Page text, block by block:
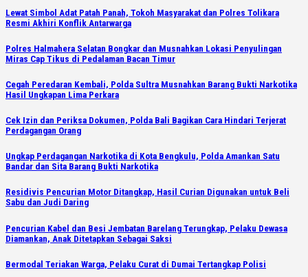
Lewat Simbol Adat Patah Panah, Tokoh Masyarakat dan Polres Tolikara
Resmi Akhiri Konflik Antarwarga
Polres Halmahera Selatan Bongkar dan Musnahkan Lokasi Penyulingan
Miras Cap Tikus di Pedalaman Bacan Timur
Cegah Peredaran Kembali, Polda Sultra Musnahkan Barang Bukti Narkotika
Hasil Ungkapan Lima Perkara
Cek Izin dan Periksa Dokumen, Polda Bali Bagikan Cara Hindari Terjerat
Perdagangan Orang
Ungkap Perdagangan Narkotika di Kota Bengkulu, Polda Amankan Satu
Bandar dan Sita Barang Bukti Narkotika
Residivis Pencurian Motor Ditangkap, Hasil Curian Digunakan untuk Beli
Sabu dan Judi Daring
Pencurian Kabel dan Besi Jembatan Barelang Terungkap, Pelaku Dewasa
Diamankan, Anak Ditetapkan Sebagai Saksi
Bermodal Teriakan Warga, Pelaku Curat di Dumai Tertangkap Polisi